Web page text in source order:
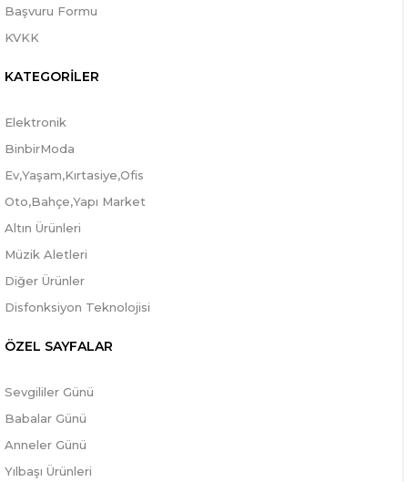
Başvuru Formu
KVKK
KATEGORİLER
Elektronik
BinbirModa
Ev,Yaşam,Kırtasiye,Ofis
Oto,Bahçe,Yapı Market
Altın Ürünleri
Müzik Aletleri
Diğer Ürünler
Disfonksiyon Teknolojisi
ÖZEL SAYFALAR
Sevgililer Günü
Babalar Günü
Anneler Günü
Yılbaşı Ürünleri